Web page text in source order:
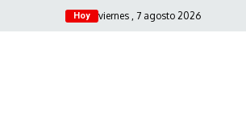
Hoy viernes , 7 agosto 2026